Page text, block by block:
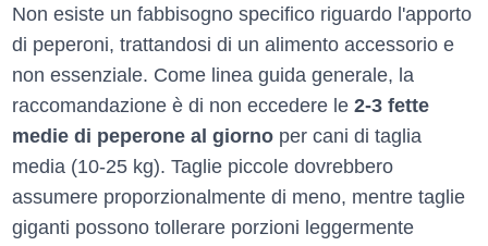
Non esiste un fabbisogno specifico riguardo l'apporto
di peperoni, trattandosi di un alimento accessorio e
non essenziale. Come linea guida generale, la
raccomandazione è di non eccedere le 2-3 fette
medie di peperone al giorno per cani di taglia
media (10-25 kg). Taglie piccole dovrebbero
assumere proporzionalmente di meno, mentre taglie
giganti possono tollerare porzioni leggermente